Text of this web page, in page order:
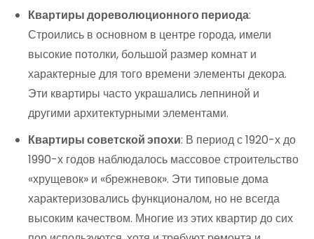
Квартиры дореволюционного периода:
Строились в основном в центре города, имели
высокие потолки, большой размер комнат и
характерные для того времени элементы декора.
Эти квартиры часто украшались лепниной и
другими архитектурными элементами.
Квартиры советской эпохи: В период с 1920-х до
1990-х годов наблюдалось массовое строительство
«хрущевок» и «брежневок». Эти типовые дома
характеризовались функционалом, но не всегда
высоким качеством. Многие из этих квартир до сих